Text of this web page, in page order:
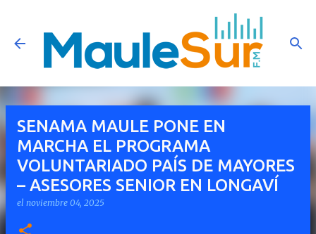
Ir al contenido principal
SENAMA MAULE PONE EN
MARCHA EL PROGRAMA
VOLUNTARIADO PAÍS DE MAYORES
– ASESORES SENIOR EN LONGAVÍ
el noviembre 04, 2025